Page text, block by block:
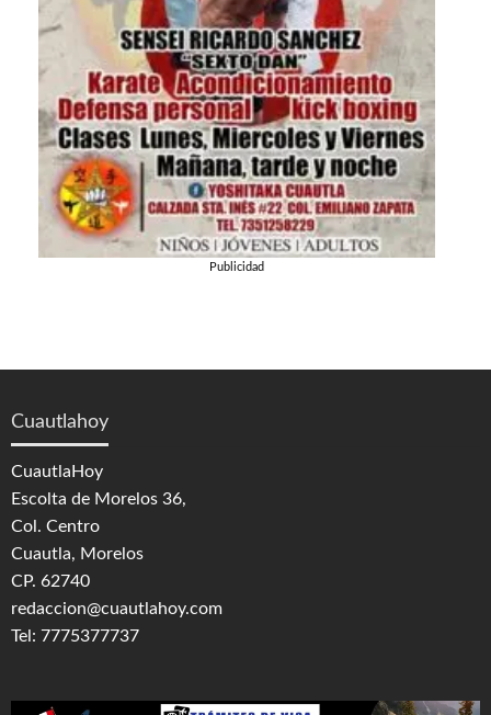
Publicidad
Cuautlahoy
CuautlaHoy
Escolta de Morelos 36,
Col. Centro
Cuautla, Morelos
CP. 62740
redaccion@cuautlahoy.com
Tel: 7775377737